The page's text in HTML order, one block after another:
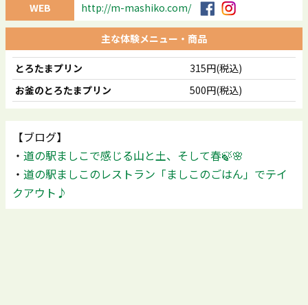
WEB http://m-mashiko.com/
主な体験メニュー・商品
とろたまプリン
315円(税込)
お釜のとろたまプリン
500円(税込)
【ブログ】
・ 道の駅ましこで感じる山と土、そして春🍃🌸
・ 道の駅ましこのレストラン「ましこのごはん」でテイ
クアウト♪